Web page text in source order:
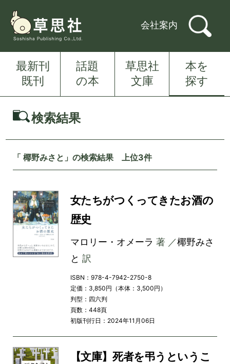
会社案内
最新刊
既刊
話題
の本
草思社
文庫
本を
探す
検索結果
「 椰野みさと」の検索結果 上位3件
女たちがつくってきたお酒の
歴史
マロリー・オメーラ 著 ／椰野みさ
と 訳
ISBN：978-4-7942-2750-8
定価：3,850円（本体：3,500円）
判型：四六判
頁数：448頁
初版刊行日：2024年11月06日
【文庫】死者を弔うというこ